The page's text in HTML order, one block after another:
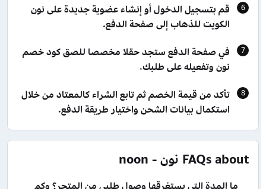
قم بتسجيل الدخول أو إنشاء عضوية جديدة على نون
الكويت للذهاب إلى صفحة الدفع.
في صفحة الدفع ستجد حقلا مخصصا للصق كود خصم
نون وتفعيله على طلبك.
تأكد من قيمة الخصم ثم تابع الشراء كالمعتاد من خلال
استكمال بيانات الشحن واختيار طريقة الدفع.
FAQs about نون - noon